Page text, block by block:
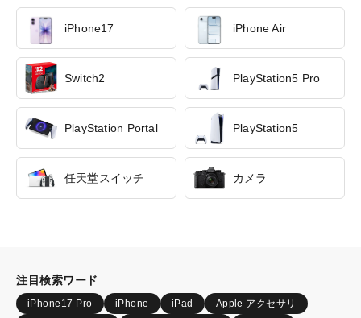
iPhone17 iPhone Air
Switch2 PlayStation5 Pro
PlayStation Portal PlayStation5
任天堂スイッチ カメラ
注目検索ワード
iPhone17 Pro iPhone iPad
Apple アクセサリ